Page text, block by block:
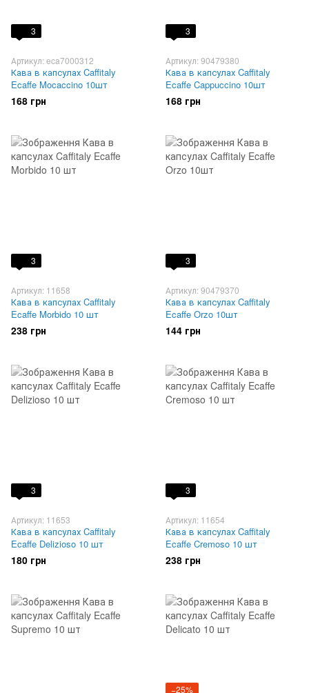
3
Артикул: eca7000312
Кава в капсулах Caffitaly
Ecaffe Mocaccino 10шт
168 грн
3
Артикул: 90479380
Кава в капсулах Caffitaly
Ecaffe Cappuccino 10шт
168 грн
3
Артикул: 11658
Кава в капсулах Caffitaly
Ecaffe Morbido 10 шт
238 грн
3
Артикул: 90479370
Кава в капсулах Caffitaly
Ecaffe Orzo 10шт
144 грн
3
Артикул: 11653
Кава в капсулах Caffitaly
Ecaffe Delizioso 10 шт
180 грн
3
Артикул: 11654
Кава в капсулах Caffitaly
Ecaffe Cremoso 10 шт
238 грн
−25%